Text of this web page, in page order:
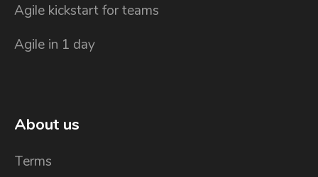
Agile kickstart for teams
Agile in 1 day
About us
Terms